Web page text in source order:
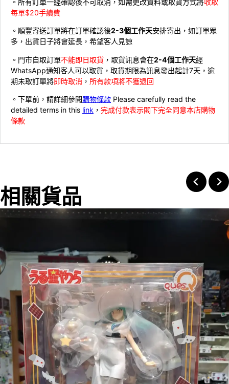
。所有訂單一經確認後不可取消，如需更改資料或取貨方式將收取
每單$20手續費
。順豐寄送訂單將在訂單確認後2-3個工作天安排寄出，如訂單眾
多，出貨日子將會延長，希望客人見諒
。門市自取訂單不能即日取貨 ，取貨訊息會在2-4個工作天經
WhatsApp通知客人可以取貨，取貨期限為訊息發出起計7天，逾
期未取訂單將即時取消 ， 所有款項將不獲退回
。下單前，請詳細參閱購物條款 Please carefully read the
detailed terms in this link ， 完成付款表示閣下完全同意本店購物
條款
相關貨品